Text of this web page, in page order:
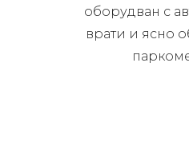
оборудван с
врати и ясно